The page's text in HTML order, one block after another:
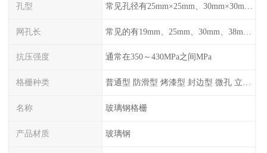
孔型
网孔长
抗压强度 通常在350～430MPa之间MPa
格栅种类 普通型 防滑型 ‌烤漆型 封边型 ‌微孔 立体 加砂覆面型 平面型
名称 玻璃钢格栅
产品材质 玻璃钢